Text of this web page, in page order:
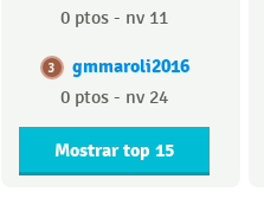
0 ptos - nv 11
3 gmmaroli2016
0 ptos - nv 24
Mostrar top 15